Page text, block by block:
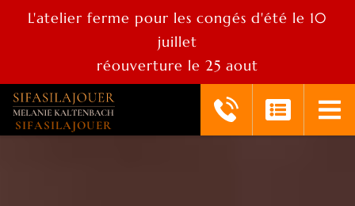
L'atelier ferme pour les congés d'été le 10
juillet
réouverture le 25 aout
SIFASILAJOUER